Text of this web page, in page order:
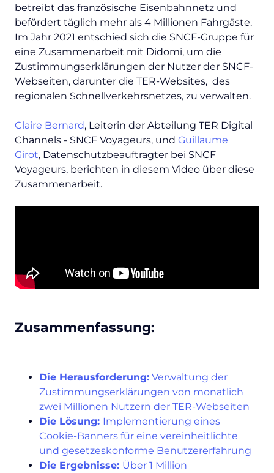
betreibt das französische Eisenbahnnetz und
befördert täglich mehr als 4 Millionen Fahrgäste.
Im Jahr 2021 entschied sich die SNCF-Gruppe für
eine Zusammenarbeit mit Didomi, um die
Zustimmungserklärungen der Nutzer der SNCF-
Webseiten, darunter die TER-Websites, des
regionalen Schnellverkehrsnetzes, zu verwalten.
Claire Bernard, Leiterin der Abteilung TER Digital
Channels - SNCF Voyageurs, und Guillaume
Girot, Datenschutzbeauftragter bei SNCF
Voyageurs, berichten in diesem Video über diese
Zusammenarbeit.
Zusammenfassung:
Die Herausforderung: Verwaltung der
Zustimmungserklärungen von monatlich
zwei Millionen Nutzern der TER-Webseiten
Die Lösung: Implementierung eines
Cookie-Banners für eine vereinheitlichte
und gesetzeskonforme Benutzererfahrung
Die Ergebnisse: Über 1 Million